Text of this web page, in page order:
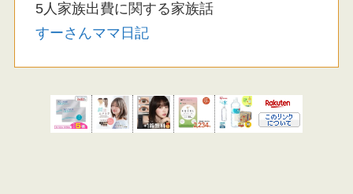
5人家族出費に関する家族話
すーさんママ日記